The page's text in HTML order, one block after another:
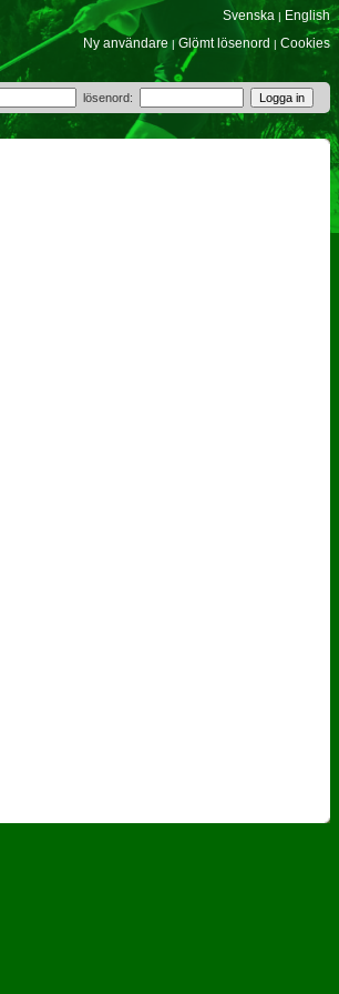
Svenska | English
Ny användare | Glömt lösenord | Cookies
lösenord: